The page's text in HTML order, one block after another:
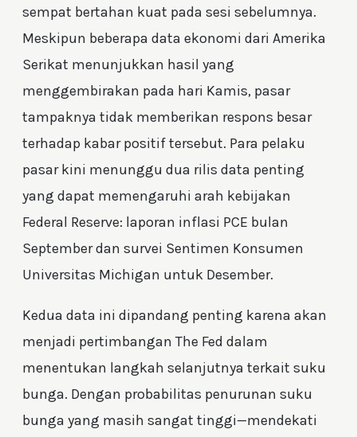
sempat bertahan kuat pada sesi sebelumnya.
Meskipun beberapa data ekonomi dari Amerika
Serikat menunjukkan hasil yang
menggembirakan pada hari Kamis, pasar
tampaknya tidak memberikan respons besar
terhadap kabar positif tersebut. Para pelaku
pasar kini menunggu dua rilis data penting
yang dapat memengaruhi arah kebijakan
Federal Reserve: laporan inflasi PCE bulan
September dan survei Sentimen Konsumen
Universitas Michigan untuk Desember.
Kedua data ini dipandang penting karena akan
menjadi pertimbangan The Fed dalam
menentukan langkah selanjutnya terkait suku
bunga. Dengan probabilitas penurunan suku
bunga yang masih sangat tinggi—mendekati